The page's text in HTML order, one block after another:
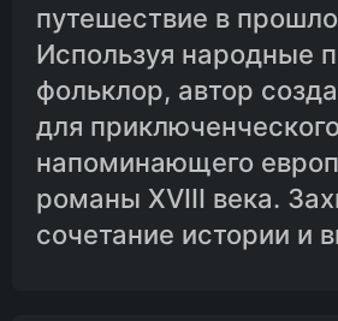
путешествие в
Используя народные
фольклор, автор
для
напоминающего
романы XVIII века.
сочетание истории и